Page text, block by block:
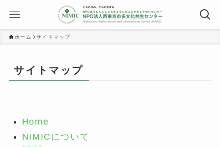
ホーム サイトマップ
サイトマップ
Home
NIMICについて